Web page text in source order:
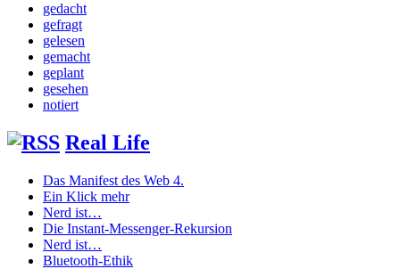
gedacht
gefragt
gelesen
gemacht
geplant
gesehen
notiert
Real Life
Das Manifest des Web 4.
Ein Klick mehr
Nerd ist…
Die Instant-Messenger-Rekursion
Nerd ist…
Bluetooth-Ethik